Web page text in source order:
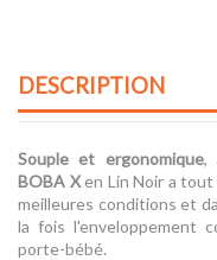
DESCRIPTION
Souple et ergonomique,
BOBA Xen Lin Noir a
meilleures conditions et
la fois l'enveloppement
porte-bébé.